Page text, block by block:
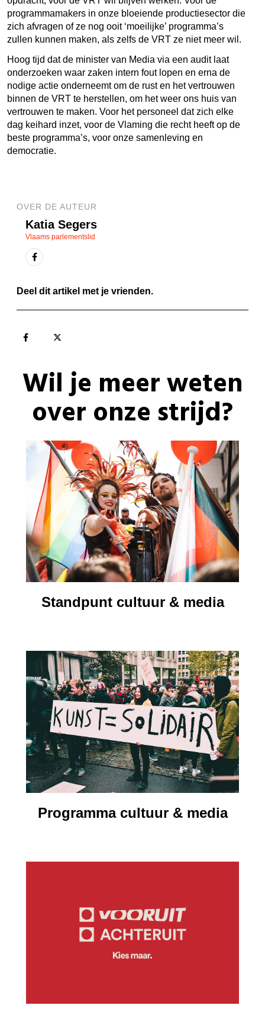
programmamakers in onze bloeiende productiesector die
zich afvragen of ze nog ooit ‘moeilijke’ programma’s
zullen kunnen maken, als zelfs de VRT ze niet meer wil.
Hoog tijd dat de minister van Media via een audit laat
onderzoeken waar zaken intern fout lopen en erna de
nodige actie onderneemt om de rust en het vertrouwen
binnen de VRT te herstellen, om het weer ons huis van
vertrouwen te maken. Voor het personeel dat zich elke
dag keihard inzet, voor de Vlaming die recht heeft op de
beste programma’s, voor onze samenleving en
democratie.
OVER DE AUTEUR
Katia Segers
Vlaams parlementslid
Deel dit artikel met je vrienden.
Wil je meer weten
over onze strijd?
Standpunt cultuur & media
Programma cultuur & media